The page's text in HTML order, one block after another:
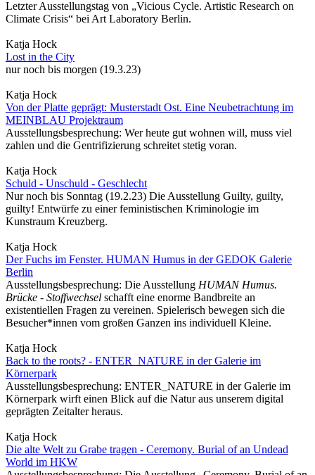
Letzter Ausstellungstag von „Vicious Cycle. Artistic Research on
Climate Crisis“ bei Art Laboratory Berlin.
Katja Hock
Lost in the City
nur noch bis morgen (19.3.23)
Katja Hock
Von der Platte geprägt: Musterstadt Ost. Eine Neubetrachtung im
MEINBLAU Projektraum
Ausstellungsbesprechung: Wer heute gut wohnen will, muss viel
zahlen und die Gentrifizierung schreitet stetig voran.
Katja Hock
Schuld - Unschuld - Geschlecht
Nur noch bis Sonntag (19.2.23) Die Ausstellung Guilty, guilty,
guilty! Entwürfe zu einer feministischen Kriminologie im
Kunstraum Kreuzberg.
Katja Hock
Der Fuchs im Fenster. HUMAN Humus in der GEDOK Galerie
Berlin
Ausstellungsbesprechung: Die Ausstellung HUMAN Humus.
Brücke - Stoffwechsel schafft eine enorme Bandbreite an
existentiellen Fragen zu vereinen. Spielerisch bewegen sich die
Besucher*innen vom großen Ganzen ins individuell Kleine.
Katja Hock
Back to the roots? - ENTER_NATURE in der Galerie im
Körnerpark
Ausstellungsbesprechung: ENTER_NATURE in der Galerie im
Körnerpark wirft einen Blick auf die Natur aus unserem digital
geprägten Zeitalter heraus.
Katja Hock
Die alte Welt zu Grabe tragen - Ceremony. Burial of an Undead
World im HKW